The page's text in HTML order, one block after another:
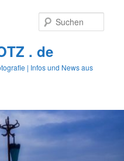
. de
| Infos und News aus